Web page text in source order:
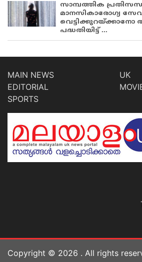
സാമ്പത്തിക
മാനസികാരോഗ്യ
വെട്ടിക്കുറയ്ക്കാനോ
പദ്ധതിയിട്ട് ...
MAIN NEWS
EDITORIAL
SPORTS
UK
Copyright © 2026 . All rights